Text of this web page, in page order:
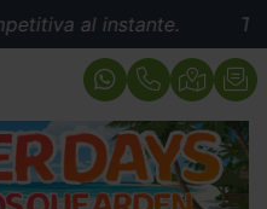
Tasación